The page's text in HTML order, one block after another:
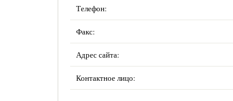
Телефон:
Факс:
Адрес сайта:
Контактное лицо: